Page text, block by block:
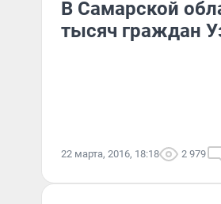
В Самарской
тысяч граждан
22 марта, 2016, 18:18 2 979